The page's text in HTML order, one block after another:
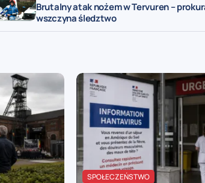
Brutalny atak nożem w Tervuren –
wszczyna śledztwo
SPOŁECZEŃSTWO